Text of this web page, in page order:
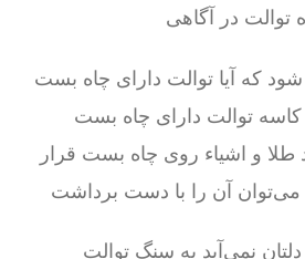
توالت در آگاهی
شود که آیا توالت دارای چاه بست
کاسه توالت دارای چاه بست
طلا و اشیاء روی چاه بست قرار
می‌توان آن را با دست برداشت
نمی‌آید به سنگ توالت